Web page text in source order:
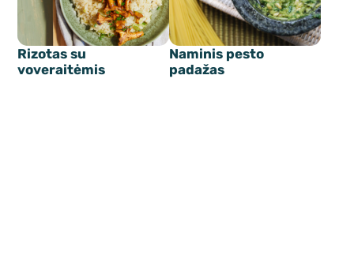
Rizotas su
voveraitėmis
Naminis pesto
padažas